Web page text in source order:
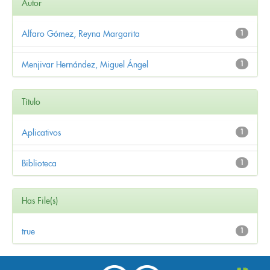
Autor
1
Alfaro Gómez, Reyna Margarita
1
Menjivar Hernández, Miguel Ángel
Título
1
Aplicativos
1
Biblioteca
Has File(s)
1
true